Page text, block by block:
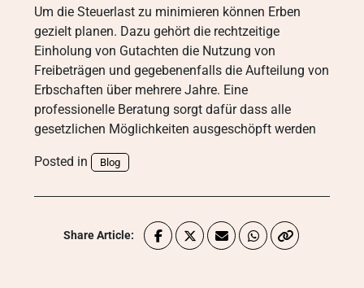
Um die Steuerlast zu minimieren können Erben
gezielt planen. Dazu gehört die rechtzeitige
Einholung von Gutachten die Nutzung von
Freibeträgen und gegebenenfalls die Aufteilung von
Erbschaften über mehrere Jahre. Eine
professionelle Beratung sorgt dafür dass alle
gesetzlichen Möglichkeiten ausgeschöpft werden
Posted in Blog
Share Article: